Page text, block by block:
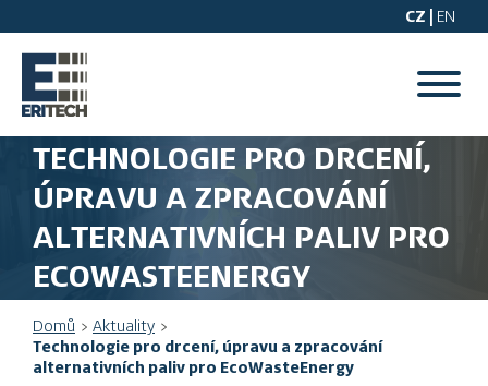
CZ | EN
TECHNOLOGIE PRO DRCENÍ,
ÚPRAVU A ZPRACOVÁNÍ
ALTERNATIVNÍCH PALIV PRO
ECOWASTEENERGY
Domů
Aktuality
Technologie pro drcení, úpravu a zpracování
alternativních paliv pro EcoWasteEnergy